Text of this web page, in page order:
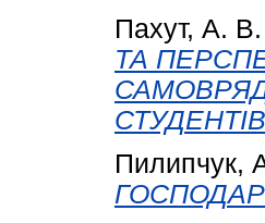
Пахут, А. В.
ТА
Пилипчук,